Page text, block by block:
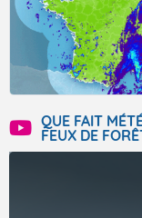
QUE FAIT
FEUX DE